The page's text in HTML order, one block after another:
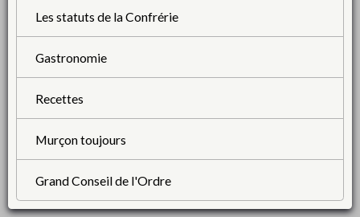
Les statuts de la Confrérie
Gastronomie
Recettes
Murçon toujours
Grand Conseil de l'Ordre